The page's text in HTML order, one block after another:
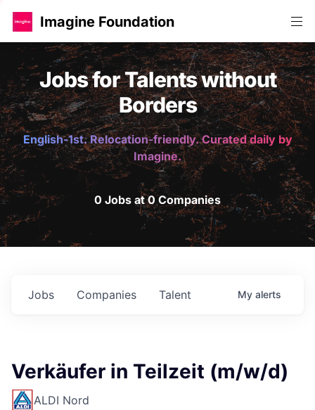
Imagine Foundation
Jobs for Talents without
Borders
English-1st. Relocation-friendly. Curated daily by
Imagine.
0 Jobs at 0 Companies
Jobs Companies Talent My alerts
Verkäufer in Teilzeit (m/w/d)
ALDI Nord